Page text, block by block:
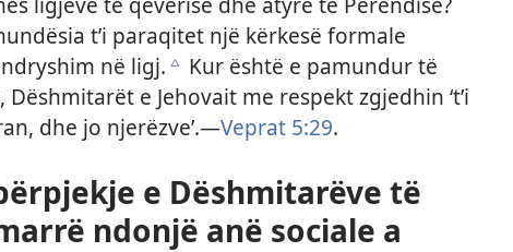
t’i paraqitet një kërkesë formale
në ligj. c Kur është e pamundur të
e Jehovait me respekt zgjedhin ‘t’i
dhe jo njerëzve’.—Veprat 5:29.
e Dëshmitarëve të
ndonjë anë sociale a